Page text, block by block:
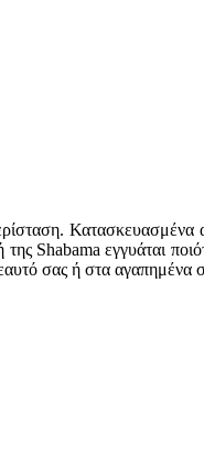
Shabama εγγυάται
σας ή στα